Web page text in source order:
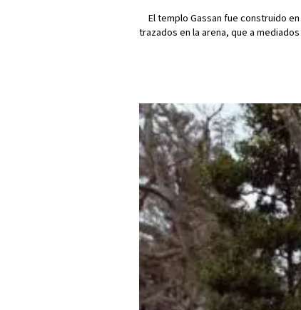
El templo Gassan fue construido
trazados en la arena, que a